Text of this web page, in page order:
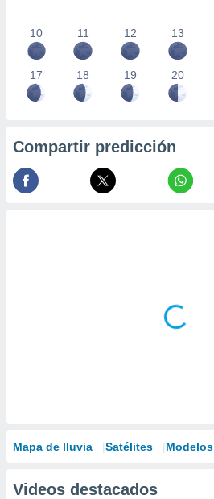
10 11 12 13
17 18 19 20
Compartir predicción
Mapa de lluvia Satélites Modelos
Videos destacados